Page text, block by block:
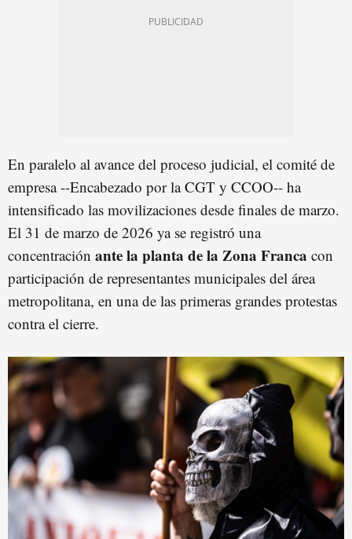
En paralelo al avance del proceso judicial, el comité de
empresa --Encabezado por la CGT y CCOO-- ha
intensificado las movilizaciones desde finales de marzo.
El 31 de marzo de 2026 ya se registró una
concentración ante la planta de la Zona Franca con
participación de representantes municipales del área
metropolitana, en una de las primeras grandes protestas
contra el cierre.